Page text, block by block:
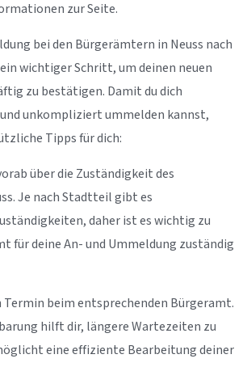
zur Seite.
bei den Bürgerämtern in Neuss nach
wichtiger Schritt, um deinen neuen
zu bestätigen. Damit du dich
unkompliziert ummelden kannst,
Tipps für dich:
über die Zuständigkeit des
Je nach Stadtteil gibt es
daher ist es wichtig zu
für deine An- und Ummeldung zuständig
Termin beim entsprechenden Bürgeramt.
hilft dir, längere Wartezeiten zu
eine effiziente Bearbeitung deiner